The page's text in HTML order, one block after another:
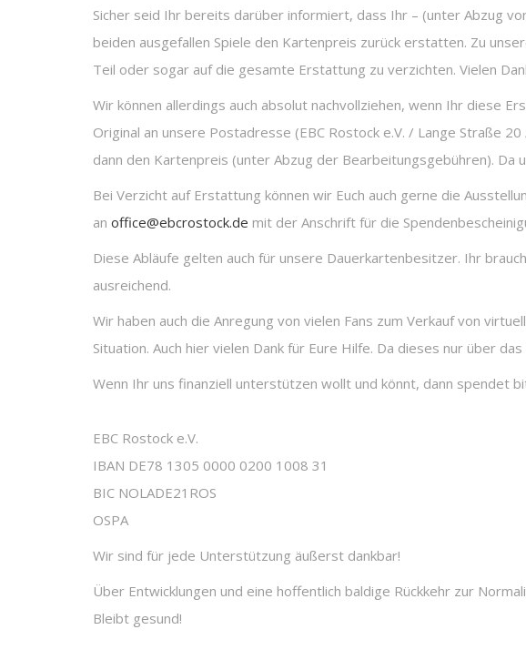
Sicher seid Ihr bereits darüber informiert, dass Ihr – (unter Abzug
beiden ausgefallen Spiele den Kartenpreis zurück erstatten. Zu
Teil oder sogar auf die gesamte Erstattung zu verzichten. Vielen
Wir können allerdings auch absolut nachvollziehen, wenn Ihr diese
Original an unsere Postadresse (EBC Rostock e.V. / Lange Straße
dann den Kartenpreis (unter Abzug der Bearbeitungsgebühren).
Bei Verzicht auf Erstattung können wir Euch auch gerne die
an office@ebcrostock.de mit der Anschrift für die
Diese Abläufe gelten auch für unsere Dauerkartenbesitzer. Ihr
ausreichend.
Wir haben auch die Anregung von vielen Fans zum Verkauf von
Situation. Auch hier vielen Dank für Eure Hilfe. Da dieses nur über
Wenn Ihr uns finanziell unterstützen wollt und könnt, dann spendet
EBC Rostock e.V.
IBAN DE78 1305 0000 0200 1008 31
BIC NOLADE21ROS
OSPA
Wir sind für jede Unterstützung äußerst dankbar!
Über Entwicklungen und eine hoffentlich baldige Rückkehr zur
Bleibt gesund!